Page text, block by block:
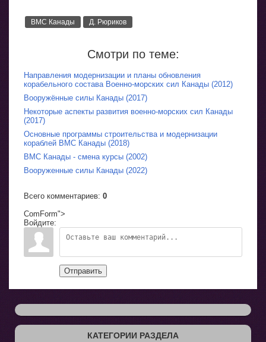
ВМС Канады Д. Рюриков
Смотри по теме:
Направления модернизации и планы обновления
корабельного состава Военно-морских сил Канады (2012)
Вооружённые силы Канады (2017)
Некоторые аспекты развития военно-морских сил Канады
(2017)
Основные программы строительства и модернизации
кораблей ВМС Канады (2018)
ВМС Канады - смена курсы (2002)
Вооруженные силы Канады (2022)
Всего комментариев: 0
ComForm">
Войдите:
Отправить
КАТЕГОРИИ РАЗДЕЛА